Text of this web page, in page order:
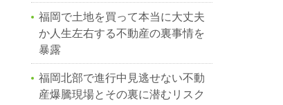
福岡で土地を買って本当に大丈夫
か人生左右する不動産の裏事情を
暴露
福岡北部で進行中見逃せない不動
産爆騰現場とその裏に潜むリスク